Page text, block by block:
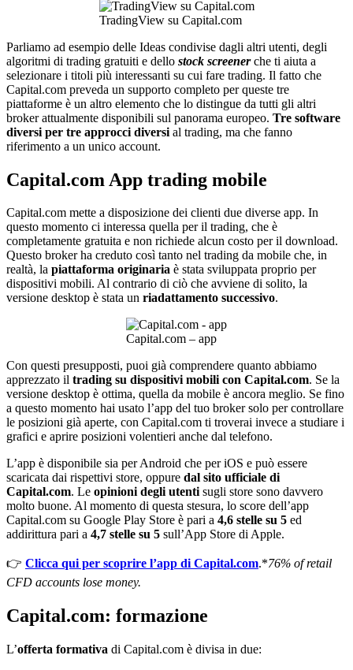
TradingView su Capital.com
Parliamo ad esempio delle Ideas condivise dagli altri utenti, degli
algoritmi di trading gratuiti e dello stock screenerche ti aiuta a
selezionare i titoli più interessanti su cui fare trading. Il fatto che
Capital.com preveda un supporto completo per queste tre
piattaforme è un altro elemento che lo distingue da tutti gli altri
broker attualmente disponibili sul panorama europeo. Tre software
diversi per tre approcci diversi al trading, ma che fanno
riferimento a un unico account.
Capital.com App trading mobile
Capital.com mette a disposizione dei clienti due diverse app. In
questo momento ci interessa quella per il trading, che è
completamente gratuita e non richiede alcun costo per il download.
Questo broker ha creduto così tanto nel trading da mobile che, in
realtà, la piattaforma originaria è stata sviluppata proprio per
dispositivi mobili. Al contrario di ciò che avviene di solito, la
versione desktop è stata un riadattamento successivo.
Capital.com – app
Con questi presupposti, puoi già comprendere quanto abbiamo
apprezzato il trading su dispositivi mobili con Capital.com. Se la
versione desktop è ottima, quella da mobile è ancora meglio. Se fino
a questo momento hai usato l’app del tuo broker solo per controllare
le posizioni già aperte, con Capital.com ti troverai invece a studiare i
grafici e aprire posizioni volentieri anche dal telefono.
L’app è disponibile sia per Android che per iOS e può essere
scaricata dai rispettivi store, oppure dal sito ufficiale di
Capital.com. Le opinioni degli utentisugli store sono davvero
molto buone. Al momento di questa stesura, lo score dell’app
Capital.com su Google Play Store è pari a 4,6 stelle su 5 ed
addirittura pari a 4,7 stelle su 5 sull’App Store di Apple.
👉 Clicca qui per scoprire l’app di Capital.com.*76% of retail
CFD accounts lose money.
Capital.com: formazione
L’offerta formativa di Capital.com è divisa in due: